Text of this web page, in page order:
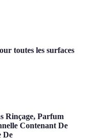
toutes les surfaces
Rinçage, Parfum
Contenant De
De